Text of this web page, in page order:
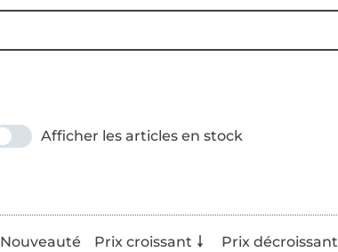
Afficher les articles en stock
Nouveauté Prix croissant Prix décroissant